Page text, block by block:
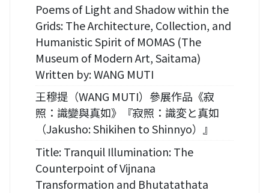
Poems of Light and Shadow within the
Grids: The Architecture, Collection, and
Humanistic Spirit of MOMAS (The
Museum of Modern Art, Saitama)
Written by: WANG MUTI
王穆提（WANG MUTI）參展作品《寂
照：識變與真如》『寂照：識変と真如
（Jakusho: Shikihen to Shinnyo）』
Title: Tranquil Illumination: The
Counterpoint of Vijnana
Transformation and Bhutatathata